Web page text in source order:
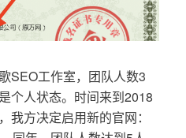
SEO工作室，团队人数3
个人状态。时间来到2018
我方决定启用新的官网：